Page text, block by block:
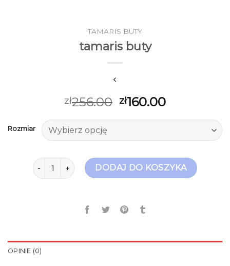
TAMARIS BUTY
tamaris buty
zł256.00 zł160.00
Rozmiar
ilość tamaris butyDODAJ DO KOSZYKA
OPINIE (0)